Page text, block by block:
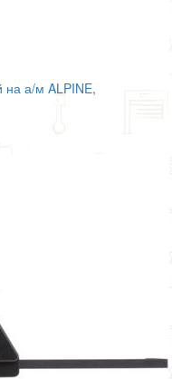
на а/м ALPINE,